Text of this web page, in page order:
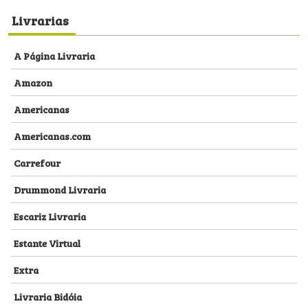
Livrarias
A Página Livraria
Amazon
Americanas
Americanas.com
Carrefour
Drummond Livraria
Escariz Livraria
Estante Virtual
Extra
Livraria Bidóia